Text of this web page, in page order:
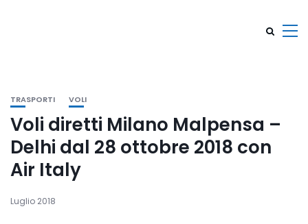
TRASPORTI VOLI
Voli diretti Milano Malpensa –
Delhi dal 28 ottobre 2018 con
Air Italy
Luglio 2018